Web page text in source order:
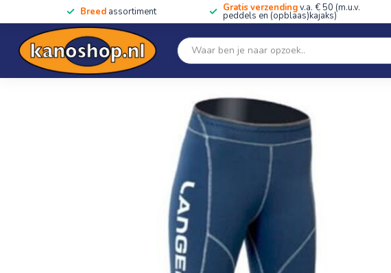
Breed assortiment Gratis verzendingv.a. € 50 (m.u.v.
peddels en (opblaas)kajaks)
SALE!! Kano's, kajaks & SUP's Peddels Kleding
Home Superlight Lange Broek Heren